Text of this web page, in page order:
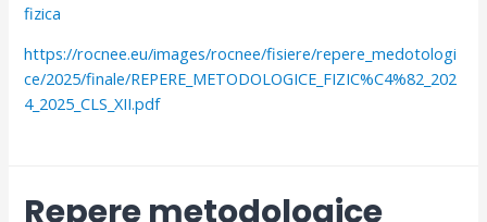
fizica
https://rocnee.eu/images/rocnee/fisiere/repere_medotologi
ce/2025/finale/REPERE_METODOLOGICE_FIZIC%C4%82_202
4_2025_CLS_XII.pdf
Repere metodologice